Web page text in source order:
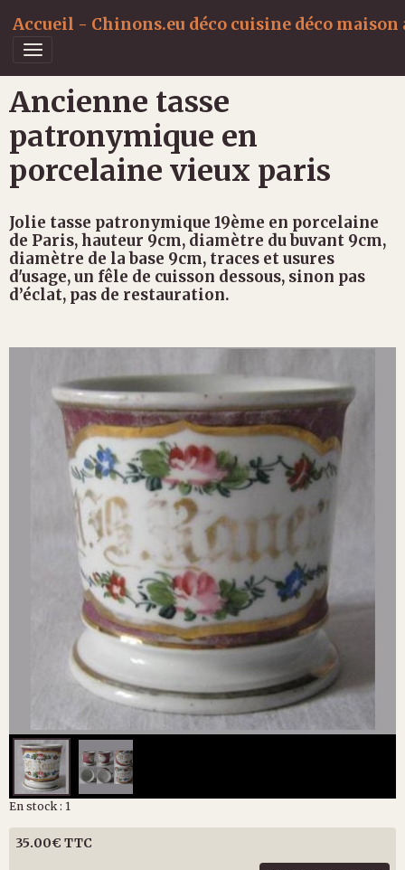
Accueil - Chinons.eu déco cuisine déco
Ancienne tasse
patronymique en
porcelaine vieux paris
Jolie tasse patronymique 19ème en porcelaine
de Paris, hauteur 9cm, diamètre du buvant 9cm,
diamètre de la base 9cm, traces et usures
d'usage, un fêle de cuisson dessous, sinon pas
d’éclat, pas de restauration.
En stock : 1
35.00€ TTC